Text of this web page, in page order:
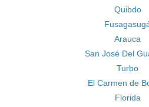
Quibdo
Arauca
San José Del
Turbo
El Carmen de
Florida